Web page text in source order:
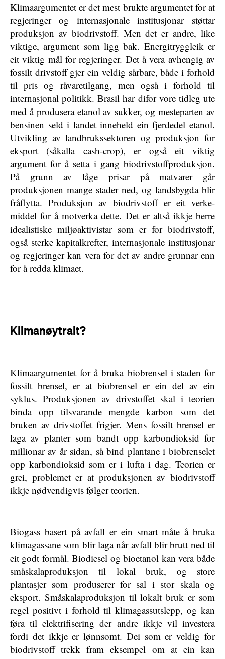
Klimaargumentet er det mest brukte argumentet for at
regjeringer og internasjonale institusjonar støttar
produksjon av biodrivstoff. Men det er andre, like
viktige, argument som ligg bak. Energitryggleik er
eit viktig mål for regjeringer. Det å vera avhengig av
fossilt drivstoff gjer ein veldig sårbare, både i forhold
til pris og råvaretilgang, men også i forhold til
internasjonal politikk. Brasil har difor vore tidleg ute
med å produsera etanol av sukker, og mesteparten av
bensinen seld i landet inneheld ein fjerdedel etanol.
Utvikling av landbrukssektoren og produksjon for
eksport (såkalla cash-crop), er også eit viktig
argument for å setta i gang biodrivstoffproduksjon.
På grunn av låge prisar på matvarer går
produksjonen mange stader ned, og landsbygda blir
fråflytta. Produksjon av biodrivstoff er eit verke-
middel for å motverka dette. Det er altså ikkje berre
idealistiske miljøaktivistar som er for biodrivstoff,
også sterke kapitalkrefter, internasjonale institusjonar
og regjeringer kan vera for det av andre grunnar enn
for å redda klimaet.
Klimanøytralt?
Klimaargumentet for å bruka biobrensel i staden for
fossilt brensel, er at biobrensel er ein del av ein
syklus. Produksjonen av drivstoffet skal i teorien
binda opp tilsvarande mengde karbon som det
bruken av drivstoffet frigjer. Mens fossilt brensel er
laga av planter som bandt opp karbondioksid for
millionar av år sidan, så bind plantane i biobrenselet
opp karbondioksid som er i lufta i dag. Teorien er
grei, problemet er at produksjonen av biodrivstoff
ikkje nødvendigvis følger teorien.
Biogass basert på avfall er ein smart måte å bruka
klimagassane som blir laga når avfall blir brutt ned til
eit godt formål. Biodiesel og bioetanol kan vera både
småskalaproduksjon til lokal bruk, og store
plantasjer som produserer for sal i stor skala og
eksport. Småskalaproduksjon til lokalt bruk er som
regel positivt i forhold til klimagassutslepp, og kan
føra til elektrifisering der andre ikkje vil investera
fordi det ikkje er lønnsomt. Dei som er veldig for
biodrivstoff trekk fram eksempel om at ein kan